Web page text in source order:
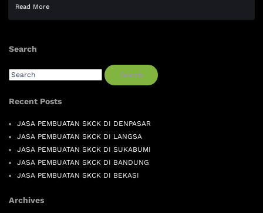
Read More
Search
Search
Recent Posts
JASA PEMBUATAN SKCK DI DENPASAR
JASA PEMBUATAN SKCK DI LANGSA
JASA PEMBUATAN SKCK DI SUKABUMI
JASA PEMBUATAN SKCK DI BANDUNG
JASA PEMBUATAN SKCK DI BEKASI
Archives